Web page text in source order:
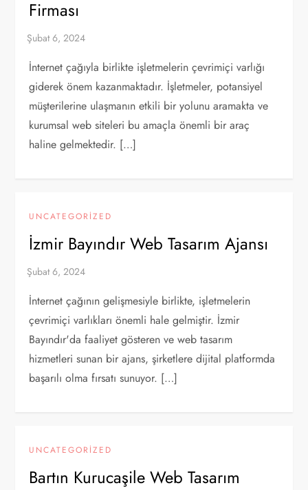
Firması
İnternet çağıyla birlikte işletmelerin çevrimiçi varlığı
giderek önem kazanmaktadır. İşletmeler, potansiyel
müşterilerine ulaşmanın etkili bir yolunu aramakta ve
kurumsal web siteleri bu amaçla önemli bir araç
haline gelmektedir. […]
UNCATEGORIZED
İzmir Bayındır Web Tasarım Ajansı
İnternet çağının gelişmesiyle birlikte, işletmelerin
çevrimiçi varlıkları önemli hale gelmiştir. İzmir
Bayındır'da faaliyet gösteren ve web tasarım
hizmetleri sunan bir ajans, şirketlere dijital platformda
başarılı olma fırsatı sunuyor. […]
UNCATEGORIZED
Bartın Kurucaşile Web Tasarım